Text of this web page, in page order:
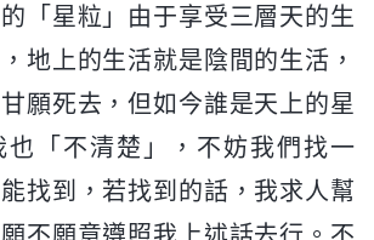
「星粒」由于享受三層天的生
地上的生活就是陰間的生活，
願死去，但如今誰是天上的星
也「不清楚」，不妨我們找一
找到，若找到的話，我求人幫